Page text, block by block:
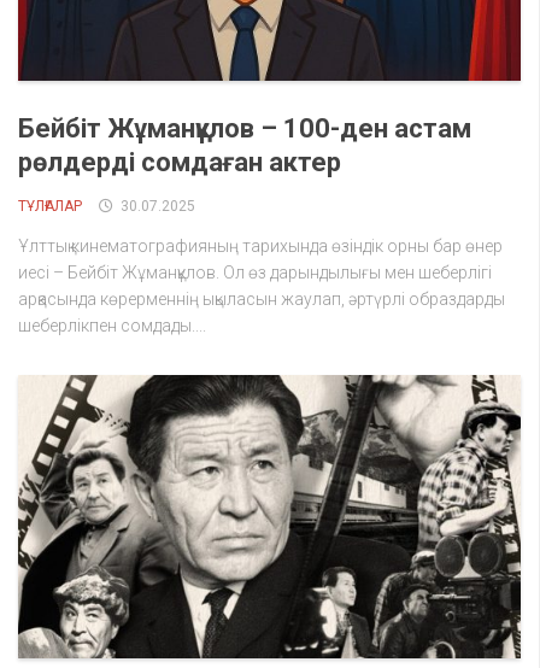
Бейбіт Жұманқұлов – 100-ден астам
рөлдерді сомдаған актер
ТҰЛҒАЛАР 30.07.2025
Ұлттық кинематографияның тарихында өзіндік орны бар өнер
иесі – Бейбіт Жұманқұлов. Ол өз дарындылығы мен шеберлігі
арқасында көрерменнің ықыласын жаулап, әртүрлі образдарды
шеберлікпен сомдады....